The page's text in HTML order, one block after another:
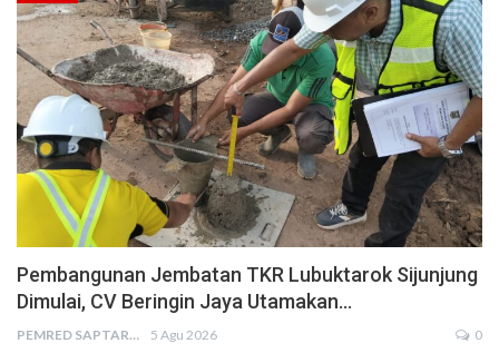
Pembangunan Jembatan TKR Lubuktarok Sijunjung
Dimulai, CV Beringin Jaya Utamakan…
PEMRED SAPTARIUS 5 Agu 2026 0